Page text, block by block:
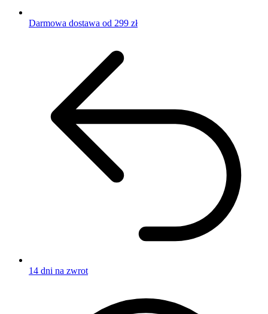
Darmowa dostawa od 299 zł
14 dni na zwrot